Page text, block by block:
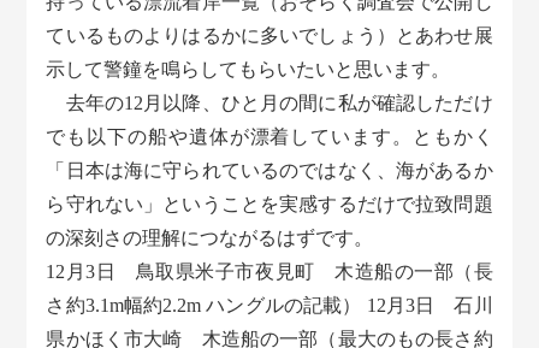
ているものよりはるかに多いでしょう）とあわせ展
示して警鐘を鳴らしてもらいたいと思います。
去年の12月以降、ひと月の間に私が確認しただけ
でも以下の船や遺体が漂着しています。ともかく
「日本は海に守られているのではなく、海があるか
ら守れない」ということを実感するだけで拉致問題
の深刻さの理解につながるはずです。
12月3日 鳥取県米子市夜見町 木造船の一部（長
さ約3.1m幅約2.2m ハングルの記載） 12月3日 石川
県かほく市大崎 木造船の一部（最大のもの長さ約